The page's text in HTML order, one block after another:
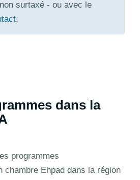
surtaxé - ou avec le
.
dans la
programmes
chambre Ehpad dans la région